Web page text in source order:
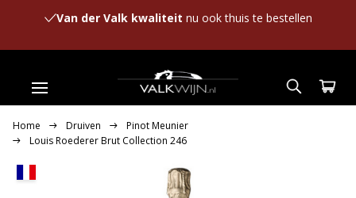
Van der Valk kwaliteit nu ook thuis te bestellen
Home Druiven
Pinot Meunier
Louis Roederer Brut Collection 246